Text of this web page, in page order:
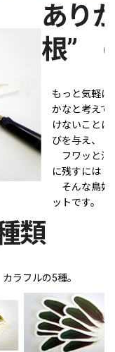
あり
根”
もっと気軽に
かなと考えて
けないことに
びを与え、「
フワッと消
に残すには・
そんな鳥好
ットです。
類
ラフルの5種。